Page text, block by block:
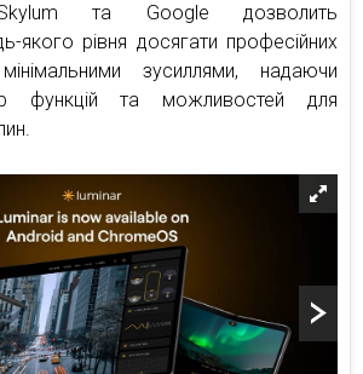
та Google дозволить
якого рівня досягати професійних
зусиллями, надаючи
функцій та можливостей для